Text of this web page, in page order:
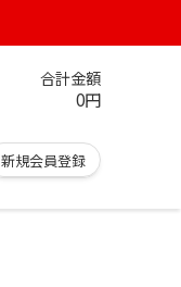
合計金額
0円
新規会員登録